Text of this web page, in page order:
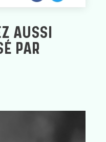
AUSSI
PAR